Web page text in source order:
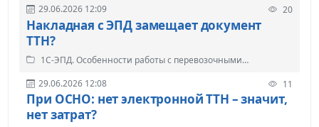
29.06.2026 12:09
20
Накладная с ЭПД замещает документ
ТТН?
1С-ЭПД. Особенности работы с перевозочными
29.06.2026 12:08
11
При ОСНО: нет электронной ТТН – значит,
нет затрат?